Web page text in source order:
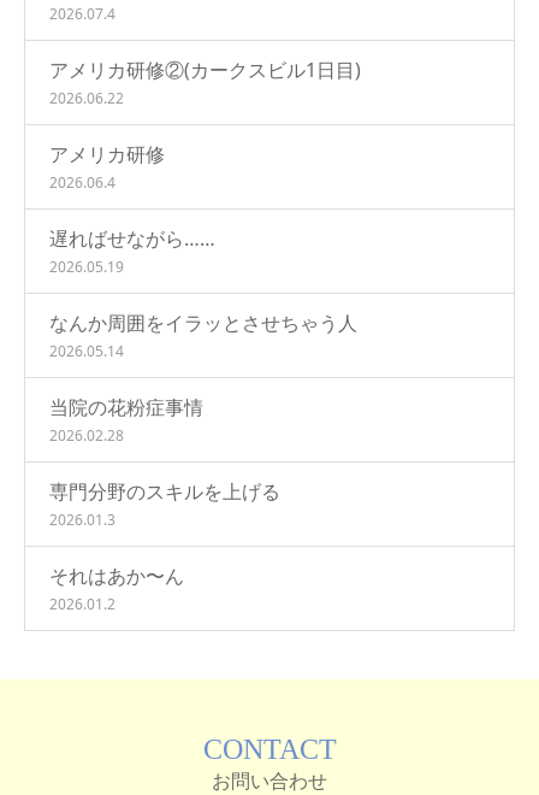
2026.07.4
アメリカ研修②(カークスビル1日目)
2026.06.22
アメリカ研修
2026.06.4
遅ればせながら……
2026.05.19
なんか周囲をイラッとさせちゃう人
2026.05.14
当院の花粉症事情
2026.02.28
専門分野のスキルを上げる
2026.01.3
それはあか〜ん
2026.01.2
CONTACT
お問い合わせ